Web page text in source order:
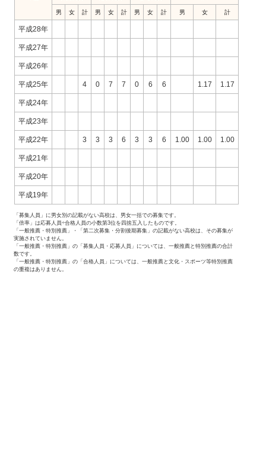
男 女 計 男 女 計 男 女 計 男 女 計
平成28年
平成27年
平成26年
平成25年 4 0 7 7 0 6 6 1.17 1.17
平成24年
平成23年
平成22年 3 3 3 6 3 3 6 1.00 1.00 1.00
平成21年
平成20年
平成19年
「募集人員」に男女別の記載がない高校は、男女一括での募集です。
「倍率」は応募人員÷合格人員の小数第3位を四捨五入したものです。
「一般推薦・特別推薦」・「第二次募集・分割後期募集」の記載がない高校は、その募集が
実施されていません。
「一般推薦・特別推薦」の「募集人員・応募人員」については、一般推薦と特別推薦の合計
数です。
「一般推薦・特別推薦」の「合格人員」については、一般推薦と文化・スポーツ等特別推薦
の重複はありません。